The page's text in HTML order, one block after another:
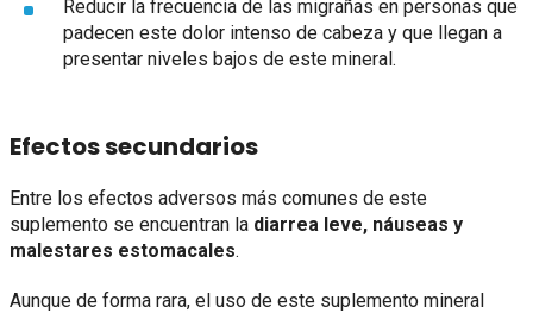
Reducir la frecuencia de las migrañas en personas que
padecen este dolor intenso de cabeza y que llegan a
presentar niveles bajos de este mineral.
Efectos secundarios
Entre los efectos adversos más comunes de este
suplemento se encuentran la diarrea leve, náuseas y
malestares estomacales.
Aunque de forma rara, el uso de este suplemento mineral